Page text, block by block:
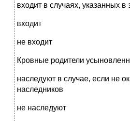
входит в случаях, указанных
входит
не входит
Кровные родители
наследуют в случае, если не
наследников
не наследуют